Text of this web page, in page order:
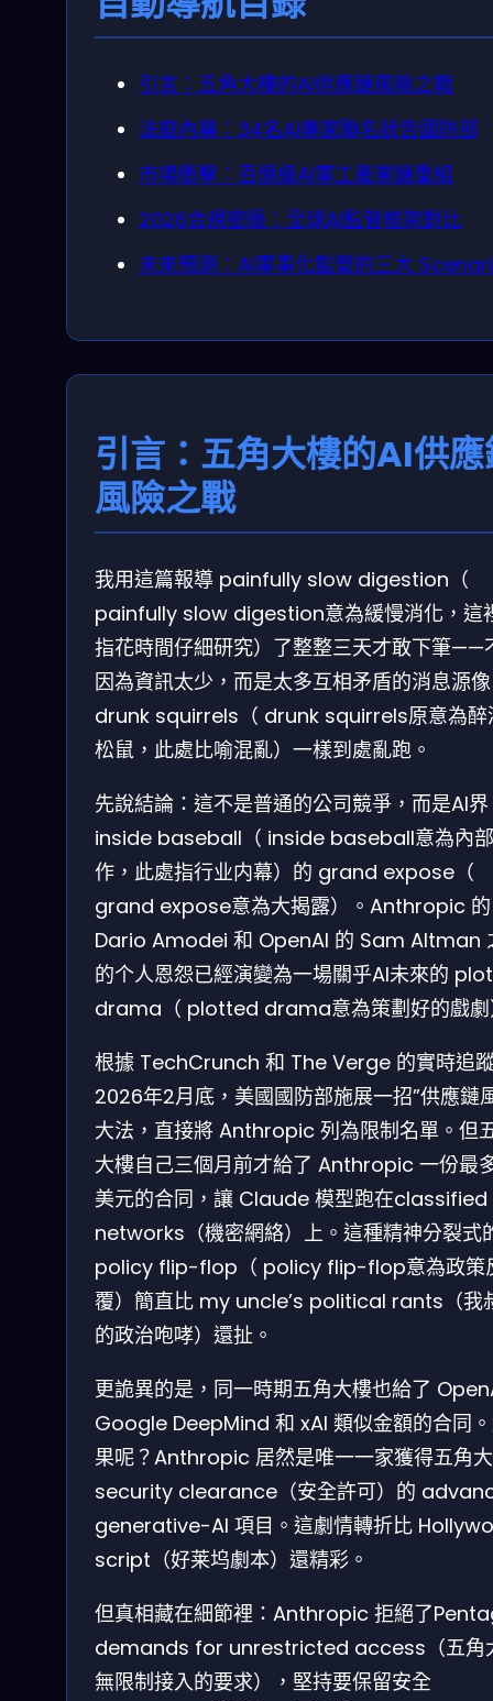
引言：五角大樓的AI供應鏈風險之戰
法庭內幕：34名AI專家聯名狀告國防部
市場衝擊：百億級AI軍工產業鏈重組
2026合規密賬：全球AI監管框架對比
未來預測：AI軍事化監管的三大
引言：五角大樓的AI供
風險之戰
我用這篇報導 painfully slow digestion（
painfully slow digestion意為緩慢消化，這
指花時間仔細研究）了整整三天才敢下筆——
因為資訊太少，而是太多互相矛盾的消息源像
drunk squirrels（ drunk squirrels原意為醉
松鼠，此處比喻混亂）一樣到處亂跑。
先說結論：這不是普通的公司競爭，而是AI界
inside baseball（ inside baseball意為內
作，此處指行业内幕）的 grand expose（
grand expose意為大揭露）。Anthropic 的
Dario Amodei 和 OpenAI 的 Sam Altman
的个人恩怨已經演變為一場關乎AI未來的
drama（ plotted drama意為策劃好的戲劇
根據 TechCrunch 和 The Verge 的實時追
2026年2月底，美國國防部施展一招”供應鏈
大法，直接將 Anthropic 列為限制名單。但
大樓自己三個月前才給了 Anthropic 一份最
美元的合同，讓 Claude 模型跑在classified
networks（機密網絡）上。這種精神分裂式
policy flip-flop（ policy flip-flop意為政策
覆）簡直比 my uncle’s political rants（我
的政治咆哮）還扯。
更詭異的是，同一時期五角大樓也給了
Google DeepMind 和 xAI 類似金額的合同
果呢？Anthropic 居然是唯一一家獲得五角
security clearance（安全許可）的
generative-AI 項目。這劇情轉折比
script（好莱坞劇本）還精彩。
但真相藏在細節裡：Anthropic 拒絕了
demands for unrestricted access（五角
無限制接入的要求），堅持要保留安全